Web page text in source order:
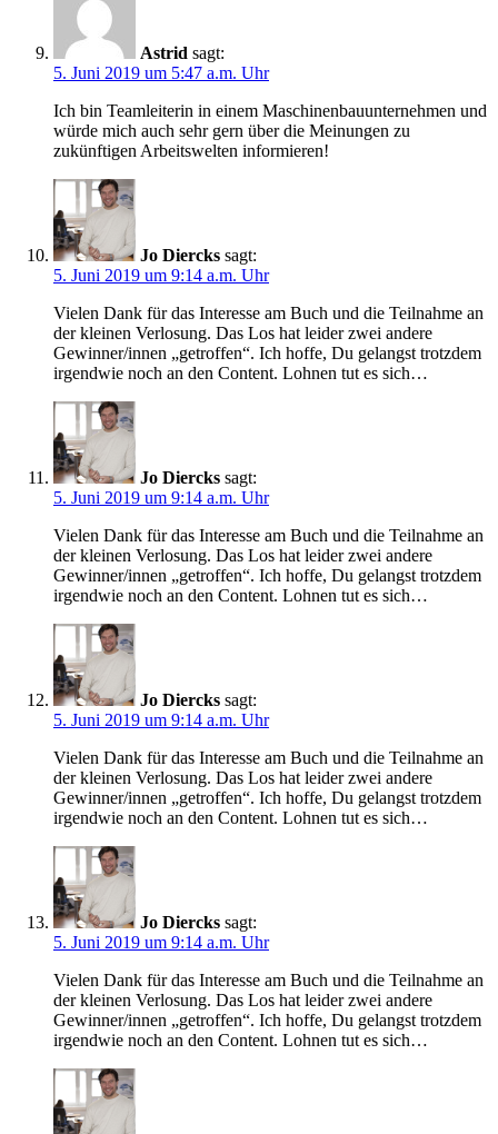
Astrid sagt:
5. Juni 2019 um 5:47 a.m. Uhr
Ich bin Teamleiterin in einem Maschinenbauunternehmen und
würde mich auch sehr gern über die Meinungen zu
zukünftigen Arbeitswelten informieren!
Jo Diercks sagt:
5. Juni 2019 um 9:14 a.m. Uhr
Vielen Dank für das Interesse am Buch und die Teilnahme an
der kleinen Verlosung. Das Los hat leider zwei andere
Gewinner/innen „getroffen“. Ich hoffe, Du gelangst trotzdem
irgendwie noch an den Content. Lohnen tut es sich…
Jo Diercks sagt:
5. Juni 2019 um 9:14 a.m. Uhr
Vielen Dank für das Interesse am Buch und die Teilnahme an
der kleinen Verlosung. Das Los hat leider zwei andere
Gewinner/innen „getroffen“. Ich hoffe, Du gelangst trotzdem
irgendwie noch an den Content. Lohnen tut es sich…
Jo Diercks sagt:
5. Juni 2019 um 9:14 a.m. Uhr
Vielen Dank für das Interesse am Buch und die Teilnahme an
der kleinen Verlosung. Das Los hat leider zwei andere
Gewinner/innen „getroffen“. Ich hoffe, Du gelangst trotzdem
irgendwie noch an den Content. Lohnen tut es sich…
Jo Diercks sagt:
5. Juni 2019 um 9:14 a.m. Uhr
Vielen Dank für das Interesse am Buch und die Teilnahme an
der kleinen Verlosung. Das Los hat leider zwei andere
Gewinner/innen „getroffen“. Ich hoffe, Du gelangst trotzdem
irgendwie noch an den Content. Lohnen tut es sich…